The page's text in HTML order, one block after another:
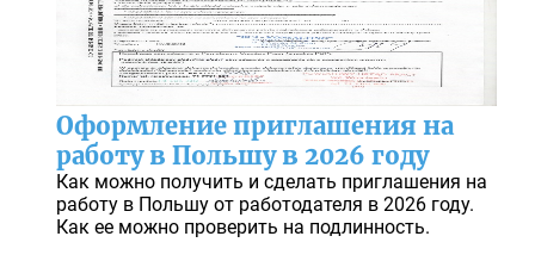
Оформление приглашения на
работу в Польшу в 2026 году
Как можно получить и сделать приглашения на
работу в Польшу от работодателя в 2026 году.
Как ее можно проверить на подлинность.